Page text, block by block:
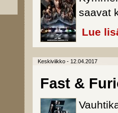
saavat
Lue
Keskiviikko - 12.04.2017
Fast &